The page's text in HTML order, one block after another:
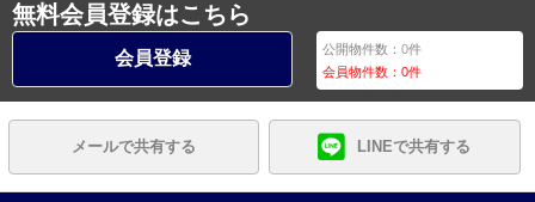
無料会員登録はこちら
会員登録 公開物件数：0件
会員物件数：0件
メールで共有する LINEで共有する